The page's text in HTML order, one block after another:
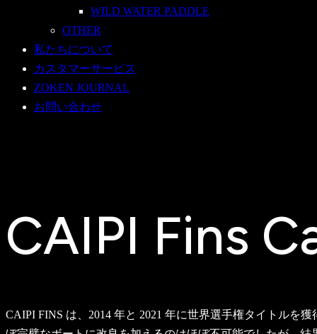
WILD WATER PADDLE
OTHER
私たちについて
カスタマーサービス
ZOKEN JOURNAL
お問い合わせ
CAIPI Fins
CAIPI FINS は、2014 年と 2021 年に世界選手権タイトルを